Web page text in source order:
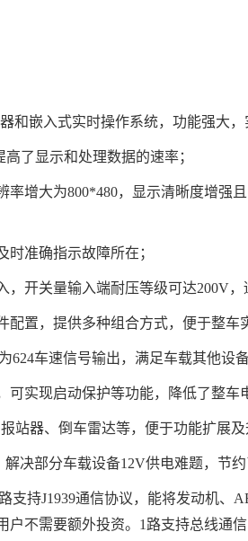
和嵌入式实时操作系统，功能强大，
了显示和处理数据的速率；
率增大为800*480，显示清晰度增强
时准确指示故障所在；
，开关量输入端耐压等级可达200V，
配置，提供多种组合方式，便于整车
624车速信号输出，满足车载其他设
可实现启动保护等功能，降低了整车
站器、倒车雷达等，便于功能扩展及
决部分车载设备12V供电难题，节约
支持J1939通信协议，能将发动机、
户不需要额外投资。1路支持总线通